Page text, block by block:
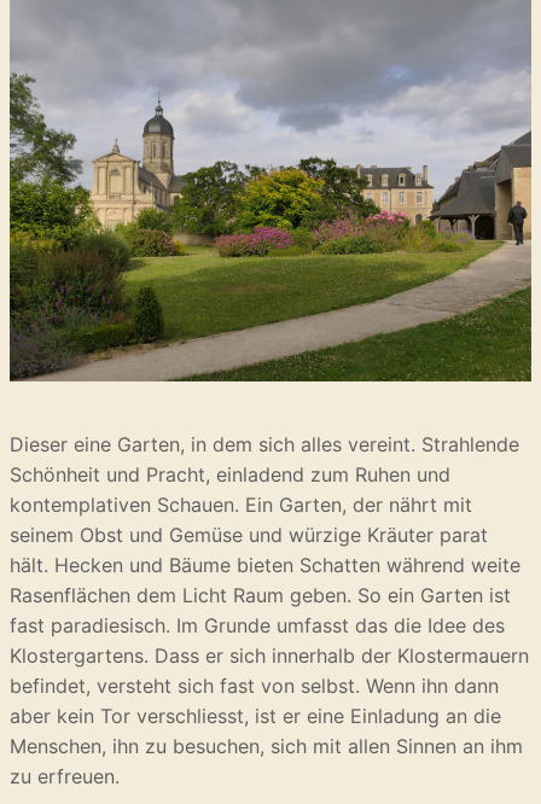
Dieser eine Garten, in dem sich alles vereint. Strahlende
Schönheit und Pracht, einladend zum Ruhen und
kontemplativen Schauen. Ein Garten, der nährt mit
seinem Obst und Gemüse und würzige Kräuter parat
hält. Hecken und Bäume bieten Schatten während weite
Rasenflächen dem Licht Raum geben. So ein Garten ist
fast paradiesisch. Im Grunde umfasst das die Idee des
Klostergartens. Dass er sich innerhalb der Klostermauern
befindet, versteht sich fast von selbst. Wenn ihn dann
aber kein Tor verschliesst, ist er eine Einladung an die
Menschen, ihn zu besuchen, sich mit allen Sinnen an ihm
zu erfreuen.